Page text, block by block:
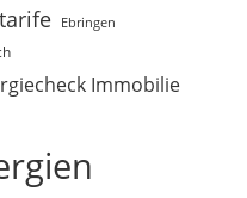
Ebringen
Immobilie